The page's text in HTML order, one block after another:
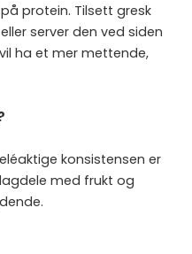
protein. Tilsett gresk
server den ved siden
ha et mer mettende,
konsistensen er
med frukt og